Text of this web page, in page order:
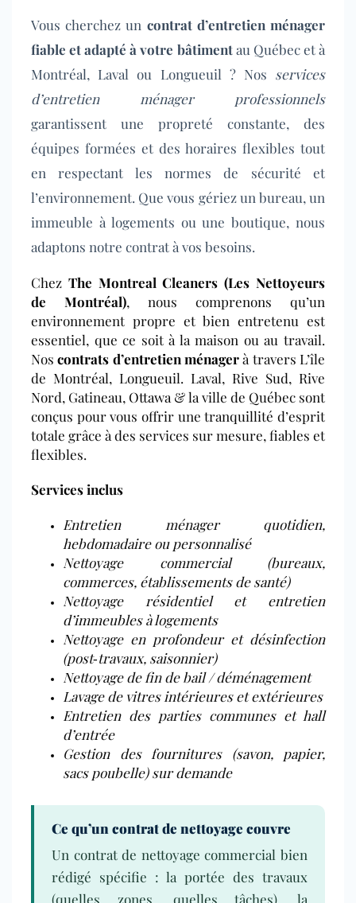
Vous cherchez un contrat d’entretien ménager
fiable et adapté à votre bâtimentau Québec et à
Montréal, Laval ou Longueuil ? Nos services
d’entretien ménager professionnels
garantissent une propreté constante, des
équipes formées et des horaires flexibles tout
en respectant les normes de sécurité et
l’environnement. Que vous gériez un bureau, un
immeuble à logements ou une boutique, nous
adaptons notre contrat à vos besoins.
Chez The Montreal Cleaners (Les Nettoyeurs
de Montréal), nous comprenons qu’un
environnement propre et bien entretenu est
essentiel, que ce soit à la maison ou au travail.
Noscontrats d’entretien ménagerà travers L’île
de Montréal, Longueuil. Laval, Rive Sud, Rive
Nord, Gatineau, Ottawa & la ville de Québec sont
conçus pour vous offrir une tranquillité d’esprit
totale grâce à des services sur mesure, fiables et
flexibles.
Services inclus
Entretien ménager quotidien,
hebdomadaire ou personnalisé
Nettoyage commercial (bureaux,
commerces, établissements de santé)
Nettoyage résidentiel et entretien
d’immeubles à logements
Nettoyage en profondeur et désinfection
(post‑travaux, saisonnier)
Nettoyage de fin de bail / déménagement
Lavage de vitres intérieures et extérieures
Entretien des parties communes et hall
d’entrée
Gestion des fournitures (savon, papier,
sacs poubelle) sur demande
Ce qu’un contrat de nettoyage couvre
Un contrat de nettoyage commercial bien
rédigé spécifie : la portée des travaux
(quelles zones, quelles tâches), la